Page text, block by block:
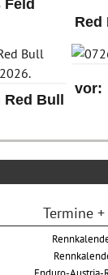
Feld
Red
Red Bull
vor:
Termine